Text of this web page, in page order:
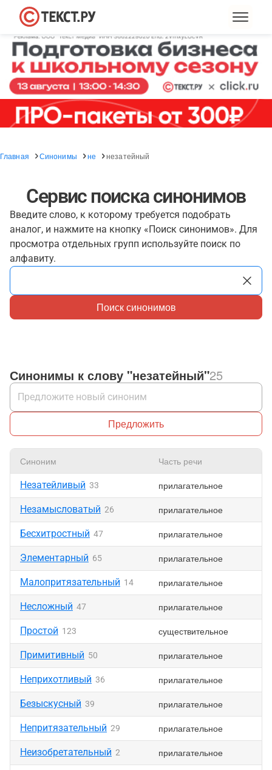
Главная Синонимы не незатейный
Сервис поиска синонимов
Введите слово, к которому требуется подобрать
аналог, и нажмите на кнопку «Поиск синонимов». Для
просмотра отдельных групп используйте поиск по
алфавиту.
Поиск синонимов
Синонимы к слову "незатейный"25
Предложить
Синоним Часть речи
Незатейливый 33 прилагательное
Незамысловатый 26 прилагательное
Бесхитростный 47 прилагательное
Элементарный 65 прилагательное
Малопритязательный 14 прилагательное
Несложный 47 прилагательное
Простой 123 существительное
Примитивный 50 прилагательное
Неприхотливый 36 прилагательное
Безыскусный 39 прилагательное
Непритязательный 29 прилагательное
Неизобретательный 2 прилагательное